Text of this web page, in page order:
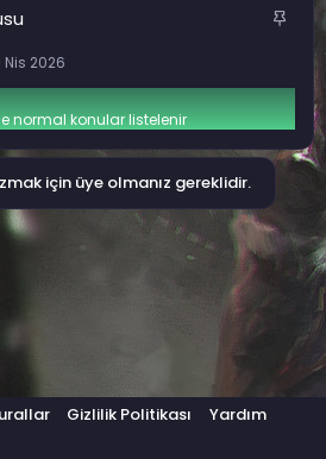
S
i
t
Nis 2026
normal konular listelenir
için üye olmanız gereklidir.
Gizlilik Politikası
Yardım